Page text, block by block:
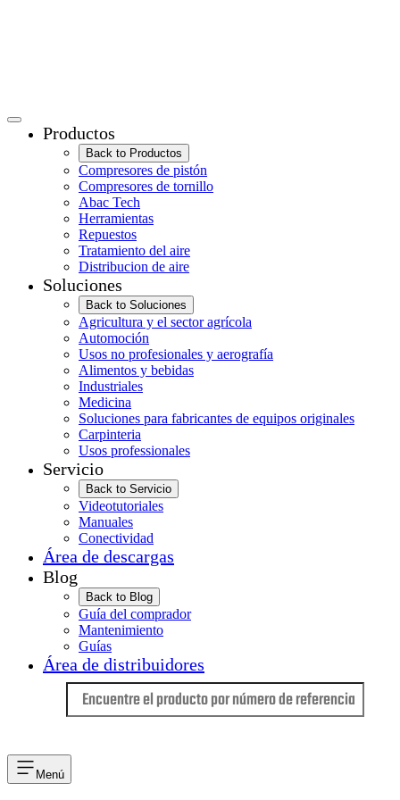
Productos
Back to Productos
Compresores de pistón
Compresores de tornillo
Abac Tech
Herramientas
Repuestos
Tratamiento del aire
Distribucion de aire
Soluciones
Back to Soluciones
Agricultura y el sector agrícola
Automoción
Usos no profesionales y aerografía
Alimentos y bebidas
Industriales
Medicina
Soluciones para fabricantes de equipos originales
Carpinteria
Usos professionales
Servicio
Back to Servicio
Videotutoriales
Manuales
Conectividad
Área de descargas
Blog
Back to Blog
Guía del comprador
Mantenimiento
Guías
Área de distribuidores
Menú